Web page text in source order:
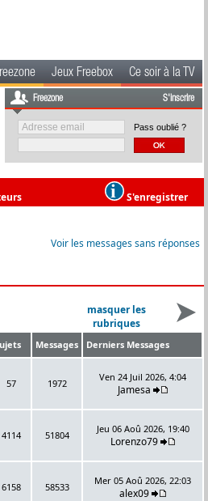
Jeux Freebox Ce soir à la TV
Freezone S'inscrire
Pass oublié ?
S'enregistrer
Voir les messages sans réponses
masquer les
rubriques
Messages Derniers Messages
57 1972
Ven 24 Juil 2026, 4:04
Jamesa
4114 51804
Jeu 06 Aoû 2026, 19:40
Lorenzo79
6158 58533
Mer 05 Aoû 2026, 22:03
alex09